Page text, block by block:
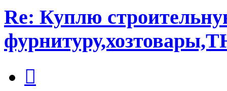
Re: Куплю